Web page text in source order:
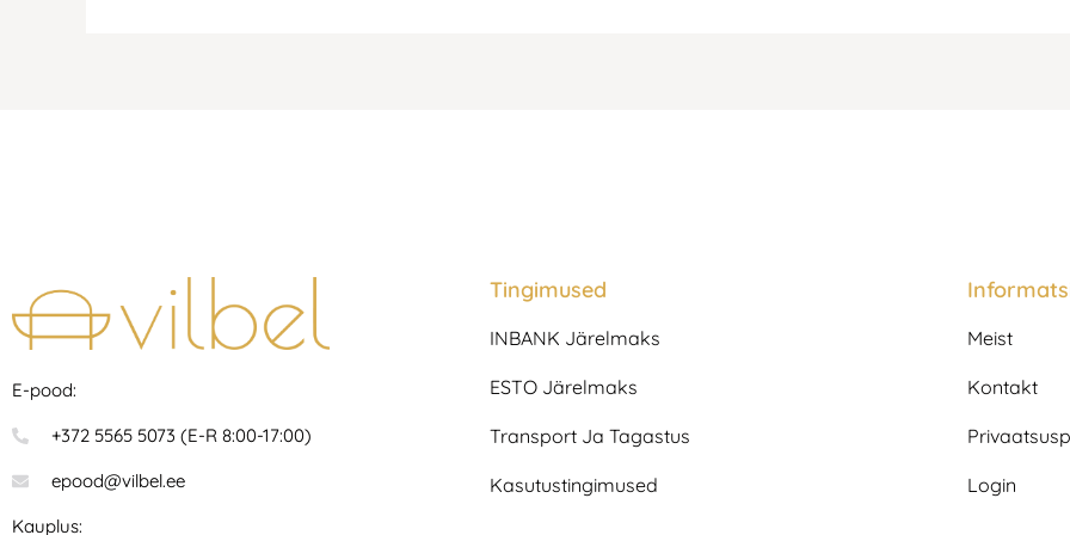
E-pood:
+372 5565 5073 (E-R 8:00-17:00)
epood@vilbel.ee
Kauplus:
Tingimused
INBANK Järelmaks
ESTO Järelmaks
Transport Ja Tagastus
Kasutustingimused
Meist
Kontakt
Login